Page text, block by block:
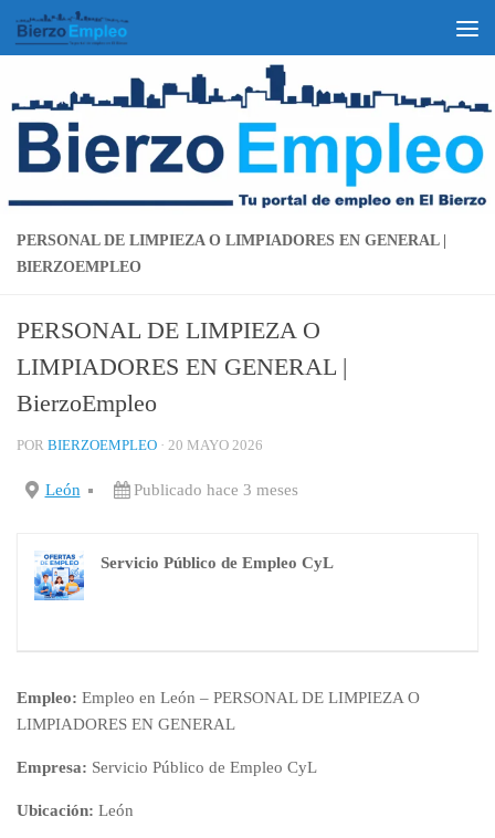
Saltar al contenido
PERSONAL DE LIMPIEZA O LIMPIADORES EN GENERAL |
BIERZOEMPLEO
PERSONAL DE LIMPIEZA O
LIMPIADORES EN GENERAL |
BierzoEmpleo
POR BIERZOEMPLEO · 20 MAYO 2026
León Publicado hace 3 meses
Servicio Público de Empleo CyL
Empleo: Empleo en León – PERSONAL DE LIMPIEZA O
LIMPIADORES EN GENERAL
Empresa: Servicio Público de Empleo CyL
Ubicación: León